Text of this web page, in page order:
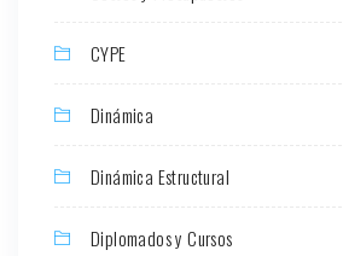
CYPE
Dinámica
Dinámica Estructural
Diplomados y Cursos